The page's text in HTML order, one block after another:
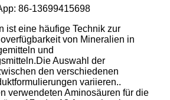
86-13699415698
ist eine häufige Technik zur
von Mineralien in
und
Auswahl der
den verschiedenen
variieren..
verwendeten Aminosäuren für die